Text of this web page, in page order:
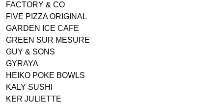
FACTORY & CO
FIVE PIZZA ORIGINAL
GARDEN ICE CAFE
GREEN SUR MESURE
GUY & SONS
GYRAYA
HEIKO POKE BOWLS
KALY SUSHI
KER JULIETTE